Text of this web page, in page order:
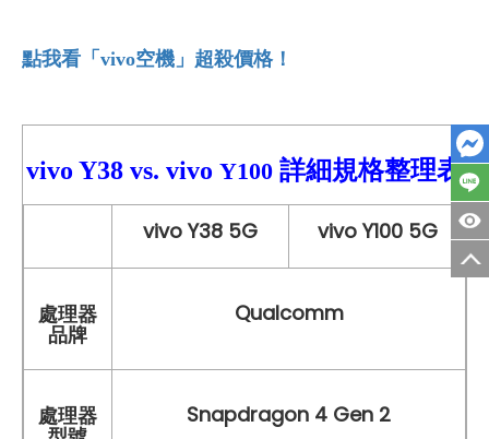
點我看「vivo空機」超殺價格！
vivo Y38 vs. vivo Y100 詳細規格整理表
vivo Y38 5G vivo Y100 5G
處理器
品牌
Qualcomm
處理器 Snapdragon 4 Gen 2